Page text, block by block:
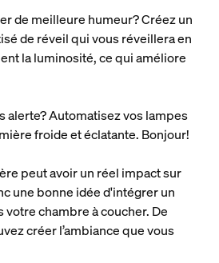
de meilleure humeur? Créez un
de réveil qui vous réveillera en
la luminosité, ce qui améliore
alerte? Automatisez vos lampes
froide et éclatante. Bonjour!
peut avoir un réel impact sur
une bonne idée d'intégrer un
votre chambre à coucher. De
créer l’ambiance que vous